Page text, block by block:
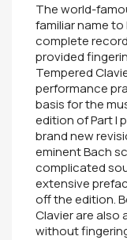
The world-
familiar name
complete
provided
Tempered
performance
basis for the
edition of Part I
brand new
eminent Bach
complicated
extensive
off the edition.
Clavier are also
without